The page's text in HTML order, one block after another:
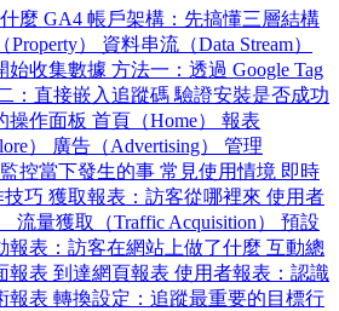
麼 GA4 帳戶架構：先搞懂三層結構
Property） 資料串流（Data Stream）
始收集數據 方法一：透過 Google Tag
：直接嵌入追蹤碼 驗證安裝是否成功
操作面板 首頁（Home） 報表
） 廣告（Advertising） 管理
控當下發生的事 常見使用情境 即時
技巧 獲取報表：訪客從哪裡來 使用者
流量獲取（Traffic Acquisition） 預設
報表：訪客在網站上做了什麼 互動總
報表 到達網頁報表 使用者報表：認識
報表 轉換設定：追蹤最重要的目標行